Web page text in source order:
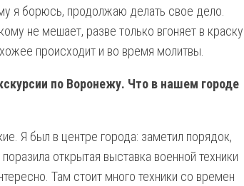
я борюсь, продолжаю делать свое дело.
не мешает, разве только вгоняет в краску
происходит и во время молитвы.
по Воронежу. Что в нашем городе
Я был в центре города: заметил порядок,
открытая выставка военной техники
Там стоит много техники со времен